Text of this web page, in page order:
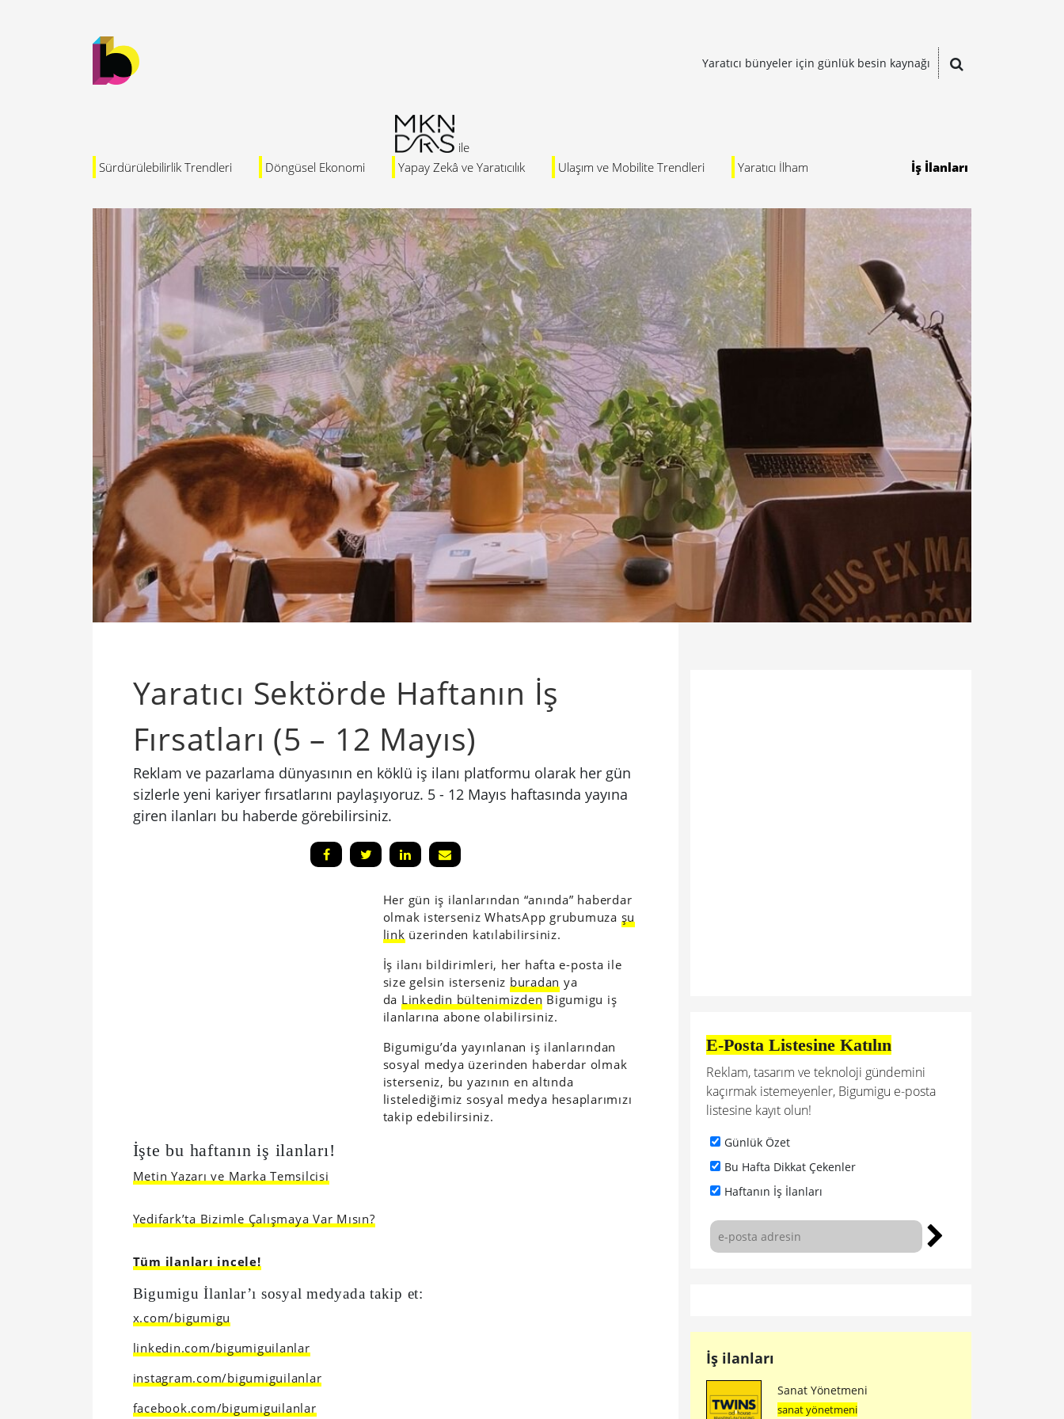
Yaratıcı bünyeler için günlük besin kaynağı
Sürdürülebilirlik Trendleri Döngüsel Ekonomi Yapay Zekâ ve Yaratıcılık Ulaşım ve Mobilite Trendleri Yaratıcı İlham İş İlanları
Yaratıcı Sektörde Haftanın İş
Fırsatları (5 – 12 Mayıs)
Reklam ve pazarlama dünyasının en köklü iş ilanı platformu olarak her gün
sizlerle yeni kariyer fırsatlarını paylaşıyoruz. 5 - 12 Mayıs haftasında yayına
giren ilanları bu haberde görebilirsiniz.
Her gün iş ilanlarından “anında” haberdar
olmak isterseniz WhatsApp grubumuza şu
link üzerinden katılabilirsiniz.
İş ilanı bildirimleri, her hafta e-posta ile
size gelsin isterseniz buradan ya
da Linkedin bültenimizden Bigumigu iş
ilanlarına abone olabilirsiniz.
Bigumigu’da yayınlanan iş ilanlarından
sosyal medya üzerinden haberdar olmak
isterseniz, bu yazının en altında
listelediğimiz sosyal medya hesaplarımızı
takip edebilirsiniz.
İşte bu haftanın iş ilanları!
Metin Yazarı ve Marka Temsilcisi
Yedifark’ta Bizimle Çalışmaya Var Mısın?
Tüm ilanları incele!
Bigumigu İlanlar’ı sosyal medyada takip et:
x.com/bigumigu
linkedin.com/bigumiguilanlar
instagram.com/bigumiguilanlar
facebook.com/bigumiguilanlar
E-Posta Listesine Katılın
Reklam, tasarım ve teknoloji gündemini
kaçırmak istemeyenler, Bigumigu e-posta
listesine kayıt olun!
Günlük Özet
Bu Hafta Dikkat Çekenler
Haftanın İş İlanları
İş ilanları
Sanat Yönetmeni
sanat yönetmeni